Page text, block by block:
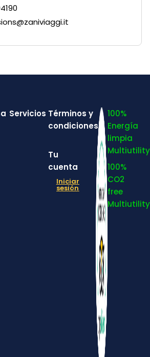
Servicios Términos y
condiciones
Tu
cuenta
Iniciar
sesión
100%
Energía
limpia
Multiutility
100%
CO2
free
Multiutility